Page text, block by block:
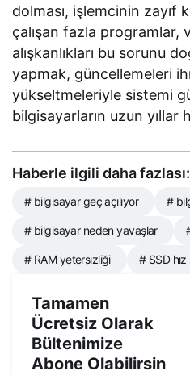
dolması, işlemcinin zayıf
çalışan fazla programlar,
alışkanlıkları bu sorunu
yapmak, güncellemeleri
yükseltmeleriyle sistemi
bilgisayarların uzun yıllar
Haberle ilgili daha fazlası:
# bilgisayar geç açılıyor #
# bilgisayar neden yavaşlar
# RAM yetersizliği # SSD
Tamamen
Ücretsiz Olarak
Bültenimize
Abone Olabilirsin